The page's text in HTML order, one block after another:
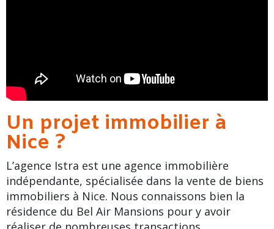
Un projet immobilier à
Nice ?
L’agence Istra est une agence immobilière
indépendante, spécialisée dans la vente de biens
immobiliers à Nice. Nous connaissons bien la
résidence du Bel Air Mansions pour y avoir